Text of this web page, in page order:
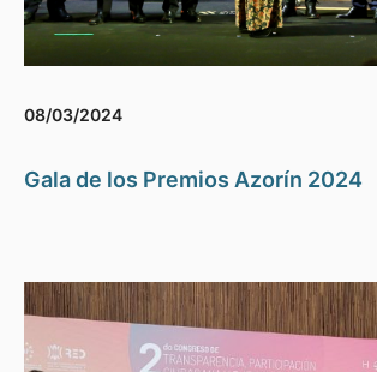
08/03/2024
Gala de los Premios Azorín 2024